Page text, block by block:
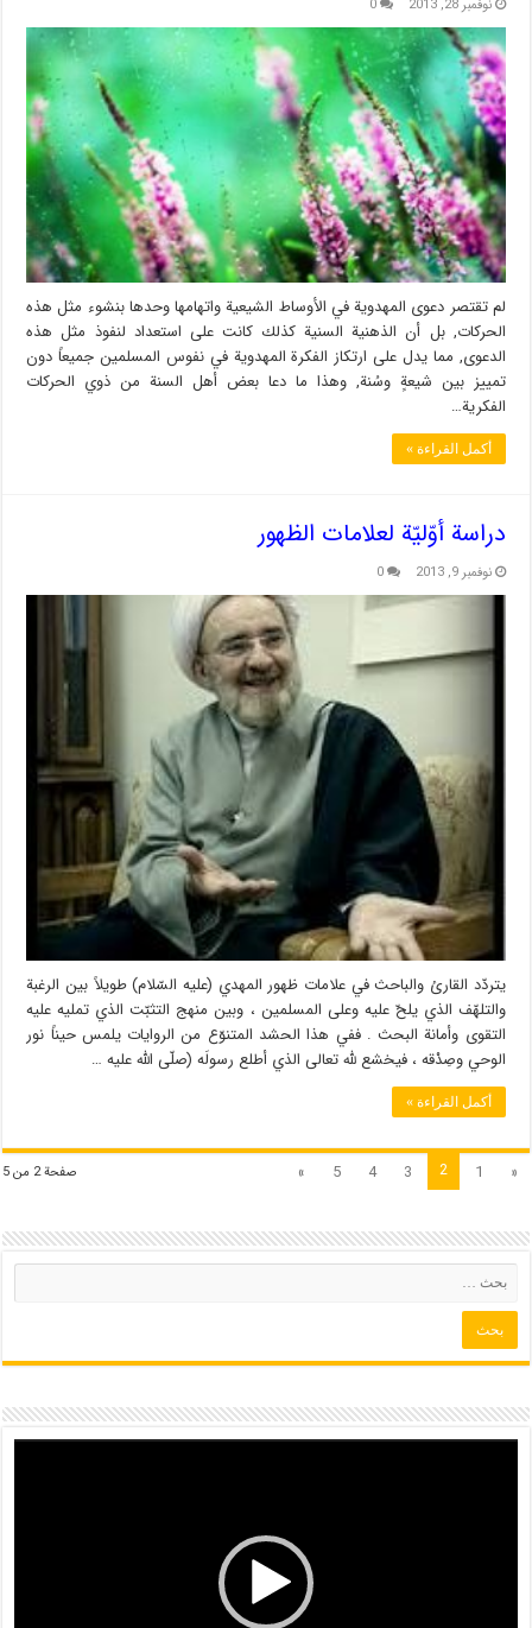
نوفمبر 28, 2013 0
لم تقتصر دعوى المهدوية في الأوساط الشيعية واتهامها وحدها بنشوء مثل هذه
الحركات, بل أن الذهنية السنية كذلك كانت على استعداد لنفوذ مثل هذه
الدعوى, مما يدل على ارتكاز الفكرة المهدوية في نفوس المسلمين جميعاً دون
تمييز بين شيعةٍ وسُنة, وهذا ما دعا بعض أهل السنة من ذوي الحركات
الفكرية…
أكمل القراءة »
دراسة أوّليّة لعلامات الظهور
نوفمبر 9, 2013 0
يتردّد القارئ‏ والباحث في علامات ظهور المهدي (عليه السّلام) طويلاً بين الرغبة
والتلهّف الذي يلحّ عليه وعلى المسلمين ، وبين منهج التثبّت الذي تمليه عليه
التقوى وأمانة البحث . ففي هذا الحشد المتنوّع من الروايات يلمس حيناً نور
الوحي وصِدْقه ، فيخشع لله تعالى الذي أطلع رسولَه (صلّى الله عليه …
أكمل القراءة »
صفحة 2 من 5 «
1
2
3
4
5
»